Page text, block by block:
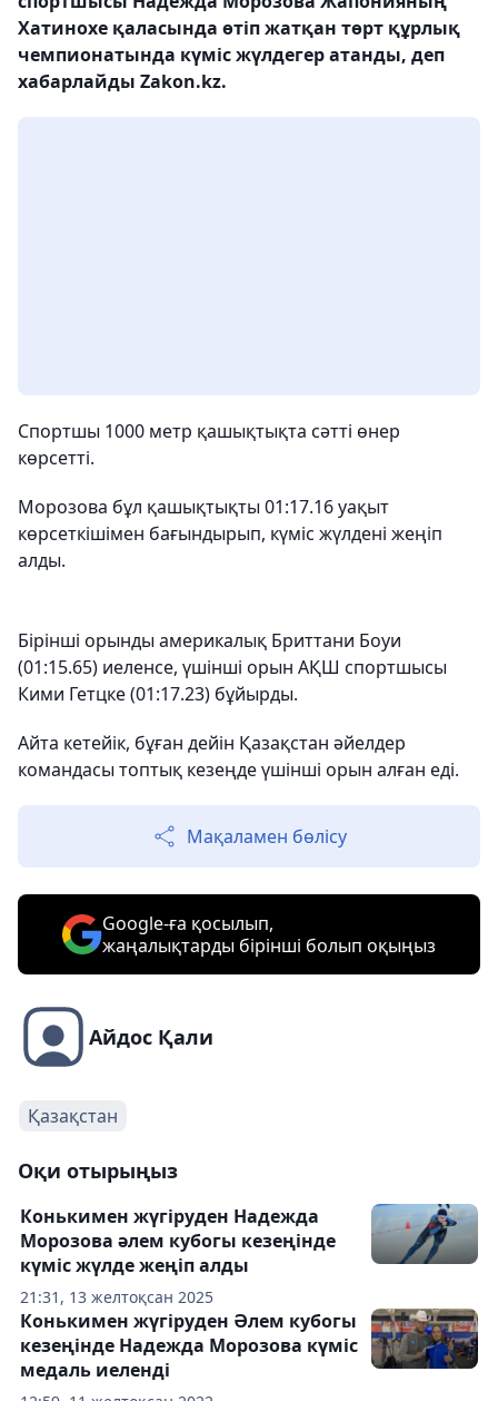
Хатинохе қаласында өтіп жатқан төрт құрлық
чемпионатында күміс жүлдегер атанды, деп
хабарлайды Zakon.kz.
Спортшы 1000 метр қашықтықта сәтті өнер
көрсетті.
Морозова бұл қашықтықты 01:17.16 уақыт
көрсеткішімен бағындырып, күміс жүлдені жеңіп
алды.
Бірінші орынды америкалық Бриттани Боуи
(01:15.65) иеленсе, үшінші орын АҚШ спортшысы
Кими Гетцке (01:17.23) бұйырды.
Айта кетейік, бұған дейін Қазақстан әйелдер
командасы топтық кезеңде үшінші орын алған еді.
Мақаламен бөлісу
Google-ға қосылып,
жаңалықтарды бірінші болып оқыңыз
Айдос Қали
Қазақстан
Оқи отырыңыз
21:31, 13 желтоқсан 2025
Конькимен жүгіруден Надежда
Морозова әлем кубогы кезеңінде
күміс жүлде жеңіп алды
Конькимен жүгіруден Әлем кубогы
кезеңінде Надежда Морозова күміс
медаль иеленді